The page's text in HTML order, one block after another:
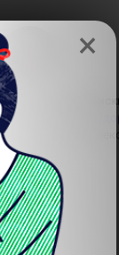
Григорий
статьи по теме
только, а также
человека»
×